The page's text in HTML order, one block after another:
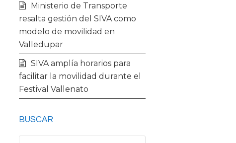
Ministerio de Transporte
resalta gestión del SIVA como
modelo de movilidad en
Valledupar
SIVA amplía horarios para
facilitar la movilidad durante el
Festival Vallenato
BUSCAR